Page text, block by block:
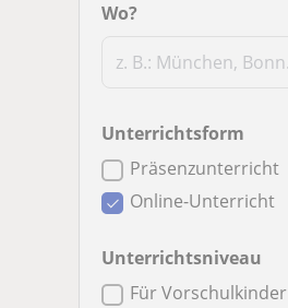
Wo?
Unterrichtsform
Präsenzunterricht
Online-Unterricht
Unterrichtsniveau
Für Vorschulkinder